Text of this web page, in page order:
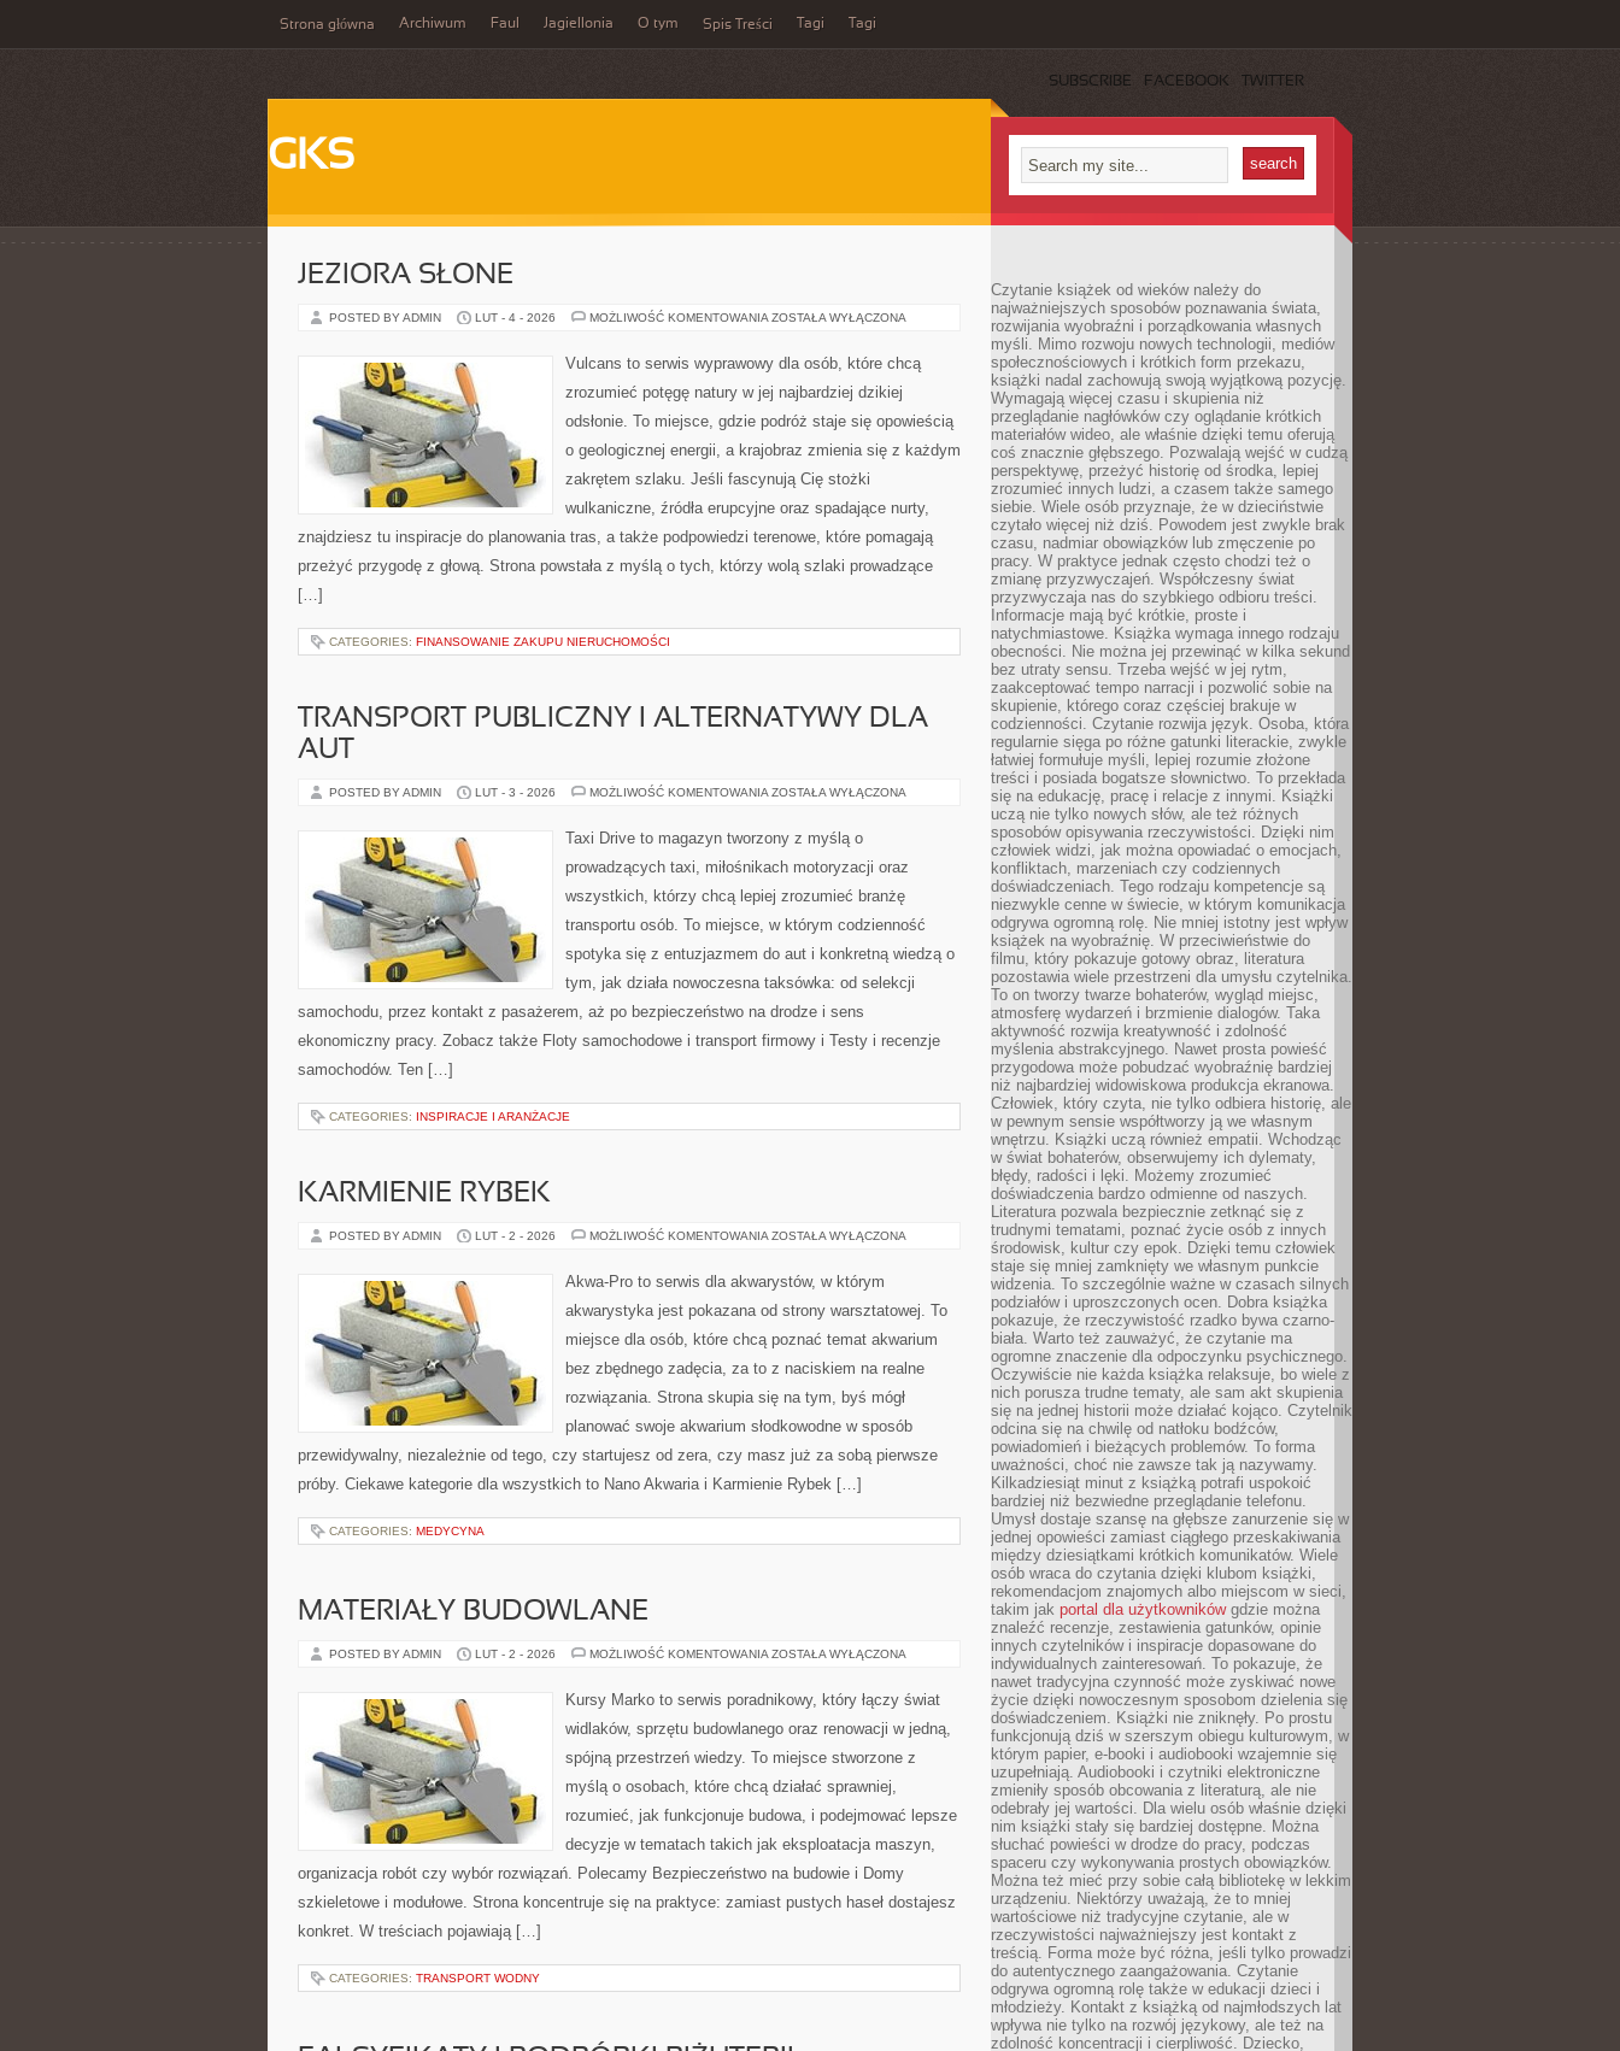
Strona główna Archiwum Faul Jagiellonia O tym Spis Treści Tagi Tagi
SUBSCRIBE FACEBOOK TWITTER
GKS
JEZIORA SŁONE
POSTED BY ADMIN LUT - 4 - 2026 MOŻLIWOŚĆ KOMENTOWANIA JEZIORA
ZOSTAŁA WYŁĄCZONA
Vulcans to serwis wyprawowy dla osób, które chcą
zrozumieć potęgę natury w jej najbardziej dzikiej
odsłonie. To miejsce, gdzie podróż staje się opowieścią
o geologicznej energii, a krajobraz zmienia się z każdym
zakrętem szlaku. Jeśli fascynują Cię stożki
wulkaniczne, źródła erupcyjne oraz spadające nurty,
znajdziesz tu inspiracje do planowania tras, a także podpowiedzi terenowe, które pomagają
przeżyć przygodę z głową. Strona powstała z myślą o tych, którzy wolą szlaki prowadzące
[…]
CATEGORIES: FINANSOWANIE ZAKUPU NIERUCHOMOŚCI
TRANSPORT PUBLICZNY I ALTERNATYWY DLA
AUT
POSTED BY ADMIN LUT - 3 - 2026 MOŻLIWOŚĆ KOMENTOWANIA TRANSPORT
ALTERNATYWY
DLA
ZOSTAŁA WYŁĄCZONA
Taxi Drive to magazyn tworzony z myślą o
prowadzących taxi, miłośnikach motoryzacji oraz
wszystkich, którzy chcą lepiej zrozumieć branżę
transportu osób. To miejsce, w którym codzienność
spotyka się z entuzjazmem do aut i konkretną wiedzą o
tym, jak działa nowoczesna taksówka: od selekcji
samochodu, przez kontakt z pasażerem, aż po bezpieczeństwo na drodze i sens
ekonomiczny pracy. Zobacz także Floty samochodowe i transport firmowy i Testy i recenzje
samochodów. Ten […]
CATEGORIES: INSPIRACJE I ARANŻACJE
KARMIENIE RYBEK
POSTED BY ADMIN LUT - 2 - 2026 MOŻLIWOŚĆ KOMENTOWANIA KARMIENIE
ZOSTAŁA WYŁĄCZONA
Akwa-Pro to serwis dla akwarystów, w którym
akwarystyka jest pokazana od strony warsztatowej. To
miejsce dla osób, które chcą poznać temat akwarium
bez zbędnego zadęcia, za to z naciskiem na realne
rozwiązania. Strona skupia się na tym, byś mógł
planować swoje akwarium słodkowodne w sposób
przewidywalny, niezależnie od tego, czy startujesz od zera, czy masz już za sobą pierwsze
próby. Ciekawe kategorie dla wszystkich to Nano Akwaria i Karmienie Rybek […]
CATEGORIES: MEDYCYNA
MATERIAŁY BUDOWLANE
POSTED BY ADMIN LUT - 2 - 2026 MOŻLIWOŚĆ KOMENTOWANIA MATERIAŁY
ZOSTAŁA WYŁĄCZONA
Kursy Marko to serwis poradnikowy, który łączy świat
widlaków, sprzętu budowlanego oraz renowacji w jedną,
spójną przestrzeń wiedzy. To miejsce stworzone z
myślą o osobach, które chcą działać sprawniej,
rozumieć, jak funkcjonuje budowa, i podejmować lepsze
decyzje w tematach takich jak eksploatacja maszyn,
organizacja robót czy wybór rozwiązań. Polecamy Bezpieczeństwo na budowie i Domy
szkieletowe i modułowe. Strona koncentruje się na praktyce: zamiast pustych haseł dostajesz
konkret. W treściach pojawiają […]
CATEGORIES: TRANSPORT WODNY
Czytanie książek od wieków należy do
najważniejszych sposobów poznawania świata,
rozwijania wyobraźni i porządkowania własnych
myśli. Mimo rozwoju nowych technologii, mediów
społecznościowych i krótkich form przekazu,
książki nadal zachowują swoją wyjątkową pozycję.
Wymagają więcej czasu i skupienia niż
przeglądanie nagłówków czy oglądanie krótkich
materiałów wideo, ale właśnie dzięki temu oferują
coś znacznie głębszego. Pozwalają wejść w cudzą
perspektywę, przeżyć historię od środka, lepiej
zrozumieć innych ludzi, a czasem także samego
siebie. Wiele osób przyznaje, że w dzieciństwie
czytało więcej niż dziś. Powodem jest zwykle brak
czasu, nadmiar obowiązków lub zmęczenie po
pracy. W praktyce jednak często chodzi też o
zmianę przyzwyczajeń. Współczesny świat
przyzwyczaja nas do szybkiego odbioru treści.
Informacje mają być krótkie, proste i
natychmiastowe. Książka wymaga innego rodzaju
obecności. Nie można jej przewinąć w kilka sekund
bez utraty sensu. Trzeba wejść w jej rytm,
zaakceptować tempo narracji i pozwolić sobie na
skupienie, którego coraz częściej brakuje w
codzienności. Czytanie rozwija język. Osoba, która
regularnie sięga po różne gatunki literackie, zwykle
łatwiej formułuje myśli, lepiej rozumie złożone
treści i posiada bogatsze słownictwo. To przekłada
się na edukację, pracę i relacje z innymi. Książki
uczą nie tylko nowych słów, ale też różnych
sposobów opisywania rzeczywistości. Dzięki nim
człowiek widzi, jak można opowiadać o emocjach,
konfliktach, marzeniach czy codziennych
doświadczeniach. Tego rodzaju kompetencje są
niezwykle cenne w świecie, w którym komunikacja
odgrywa ogromną rolę. Nie mniej istotny jest wpływ
książek na wyobraźnię. W przeciwieństwie do
filmu, który pokazuje gotowy obraz, literatura
pozostawia wiele przestrzeni dla umysłu czytelnika.
To on tworzy twarze bohaterów, wygląd miejsc,
atmosferę wydarzeń i brzmienie dialogów. Taka
aktywność rozwija kreatywność i zdolność
myślenia abstrakcyjnego. Nawet prosta powieść
przygodowa może pobudzać wyobraźnię bardziej
niż najbardziej widowiskowa produkcja ekranowa.
Człowiek, który czyta, nie tylko odbiera historię, ale
w pewnym sensie współtworzy ją we własnym
wnętrzu. Książki uczą również empatii. Wchodząc
w świat bohaterów, obserwujemy ich dylematy,
błędy, radości i lęki. Możemy zrozumieć
doświadczenia bardzo odmienne od naszych.
Literatura pozwala bezpiecznie zetknąć się z
trudnymi tematami, poznać życie osób z innych
środowisk, kultur czy epok. Dzięki temu człowiek
staje się mniej zamknięty we własnym punkcie
widzenia. To szczególnie ważne w czasach silnych
podziałów i uproszczonych ocen. Dobra książka
pokazuje, że rzeczywistość rzadko bywa czarno-
biała. Warto też zauważyć, że czytanie ma
ogromne znaczenie dla odpoczynku psychicznego.
Oczywiście nie każda książka relaksuje, bo wiele z
nich porusza trudne tematy, ale sam akt skupienia
się na jednej historii może działać kojąco. Czytelnik
odcina się na chwilę od natłoku bodźców,
powiadomień i bieżących problemów. To forma
uważności, choć nie zawsze tak ją nazywamy.
Kilkadziesiąt minut z książką potrafi uspokoić
bardziej niż bezwiedne przeglądanie telefonu.
Umysł dostaje szansę na głębsze zanurzenie się w
jednej opowieści zamiast ciągłego przeskakiwania
między dziesiątkami krótkich komunikatów. Wiele
osób wraca do czytania dzięki klubom książki,
rekomendacjom znajomych albo miejscom w sieci,
takim jak portal dla użytkownikówgdzie można
znaleźć recenzje, zestawienia gatunków, opinie
innych czytelników i inspiracje dopasowane do
indywidualnych zainteresowań. To pokazuje, że
nawet tradycyjna czynność może zyskiwać nowe
życie dzięki nowoczesnym sposobom dzielenia się
doświadczeniem. Książki nie zniknęły. Po prostu
funkcjonują dziś w szerszym obiegu kulturowym, w
którym papier, e-booki i audiobooki wzajemnie się
uzupełniają. Audiobooki i czytniki elektroniczne
zmieniły sposób obcowania z literaturą, ale nie
odebrały jej wartości. Dla wielu osób właśnie dzięki
nim książki stały się bardziej dostępne. Można
słuchać powieści w drodze do pracy, podczas
spaceru czy wykonywania prostych obowiązków.
Można też mieć przy sobie całą bibliotekę w lekkim
urządzeniu. Niektórzy uważają, że to mniej
wartościowe niż tradycyjne czytanie, ale w
rzeczywistości najważniejszy jest kontakt z
treścią. Forma może być różna, jeśli tylko prowadzi
do autentycznego zaangażowania. Czytanie
odgrywa ogromną rolę także w edukacji dzieci i
młodzieży. Kontakt z książką od najmłodszych lat
wpływa nie tylko na rozwój językowy, ale też na
zdolność koncentracji i cierpliwość. Dziecko,